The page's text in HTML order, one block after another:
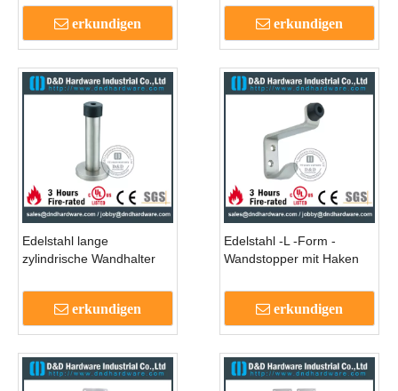
modernen Design-
DDSP002erkundigen erkundigen
Edelstahl lange
zylindrische Wandhalter
erkundigen
Edelstahl -L -Form -
Wandstopper mit Haken
erkundigen